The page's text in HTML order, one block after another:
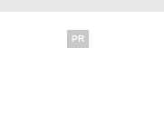
PR